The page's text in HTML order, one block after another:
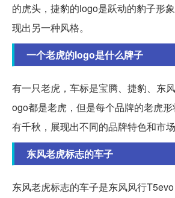
的虎头，捷豹的logo是跃动的豹子形
现出另一种风格。
一个老虎的logo是什么牌子
有一只老虎，车标是宝腾、捷豹、东
ogo都是老虎，但是每个品牌的老虎
有千秋，展现出不同的品牌特色和市场
东风老虎标志的车子
东风老虎标志的车子是东风风行